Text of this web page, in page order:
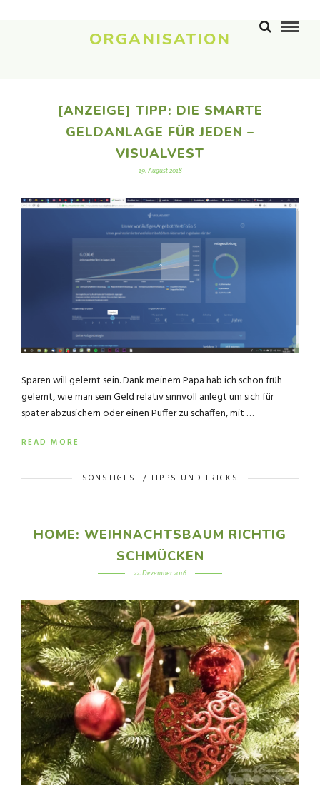
ORGANISATION
[ANZEIGE] TIPP: DIE SMARTE
GELDANLAGE FÜR JEDEN –
VISUALVEST
19. August 2018
Sparen will gelernt sein. Dank meinem Papa hab ich schon früh
gelernt, wie man sein Geld relativ sinnvoll anlegt um sich für
später abzusichern oder einen Puffer zu schaffen, mit …
READ MORE
SONSTIGES / TIPPS UND TRICKS
HOME: WEIHNACHTSBAUM RICHTIG
SCHMÜCKEN
22. Dezember 2016